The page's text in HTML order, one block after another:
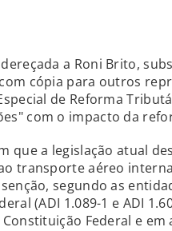
a Roni Brito,
cópia para outros
de Reforma
com o impacto da
que a legislação atual
transporte aéreo
isenção, segundo as
(ADI 1.089-1 e ADI
Federal e